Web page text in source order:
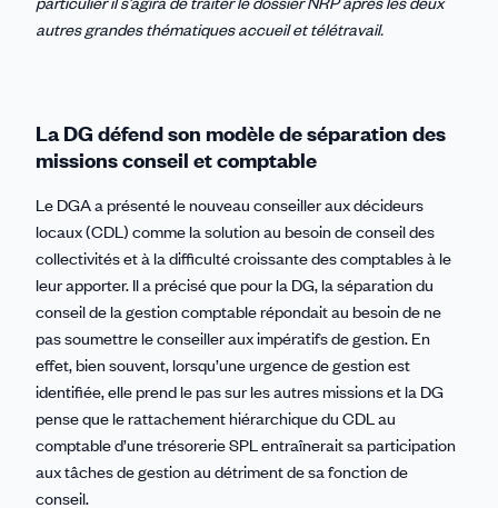
autres grandes thématiques accueil et télétravail.
La DG défend son modèle de séparation des
missions conseil et comptable
Le DGA a présenté le nouveau conseiller aux décideurs
locaux (CDL) comme la solution au besoin de conseil des
collectivités et à la difficulté croissante des comptables à le
leur apporter. Il a précisé que pour la DG, la séparation du
conseil de la gestion comptable répondait au besoin de ne
pas soumettre le conseiller aux impératifs de gestion. En
effet, bien souvent, lorsqu’une urgence de gestion est
identifiée, elle prend le pas sur les autres missions et la DG
pense que le rattachement hiérarchique du CDL au
comptable d’une trésorerie SPL entraînerait sa participation
aux tâches de gestion au détriment de sa fonction de
conseil.